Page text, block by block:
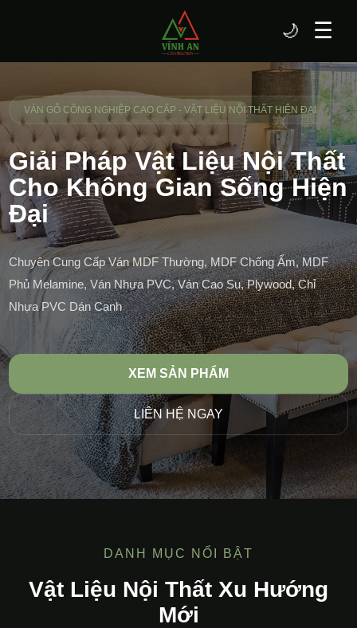
☰
🌙
VÁN GỖ CÔNG NGHIỆP CAO CẤP - VẬT LIỆU NỘI THẤT HIỆN ĐẠI
Giải Pháp Vật Liệu Nội Thất
Cho Không Gian Sống Hiện
Đại
Chuyên Cung Cấp Ván MDF Thường, MDF Chống Ẩm, MDF
Phủ Melamine, Ván Nhựa PVC, Ván Cao Su, Plywood, Chỉ
Nhựa PVC Dán Cạnh
XEM SẢN PHẨM
LIÊN HỆ NGAY
DANH MỤC NỔI BẬT
Vật Liệu Nội Thất Xu Hướng
Mới